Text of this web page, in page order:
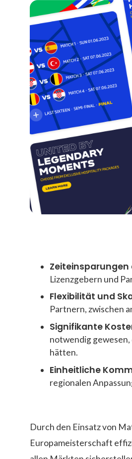
Zeiteinsparungen
Lizenzgebern und
Flexibilität und
Partnern, zwischen
Signifikante
notwendig
hätten.
Einheitliche
regionalen
Durch den Einsatz von
Europameisterschaft